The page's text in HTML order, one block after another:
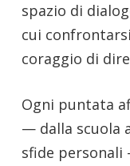
spazio di
cui
coraggio di
Ogni puntata
— dalla scuola
sfide